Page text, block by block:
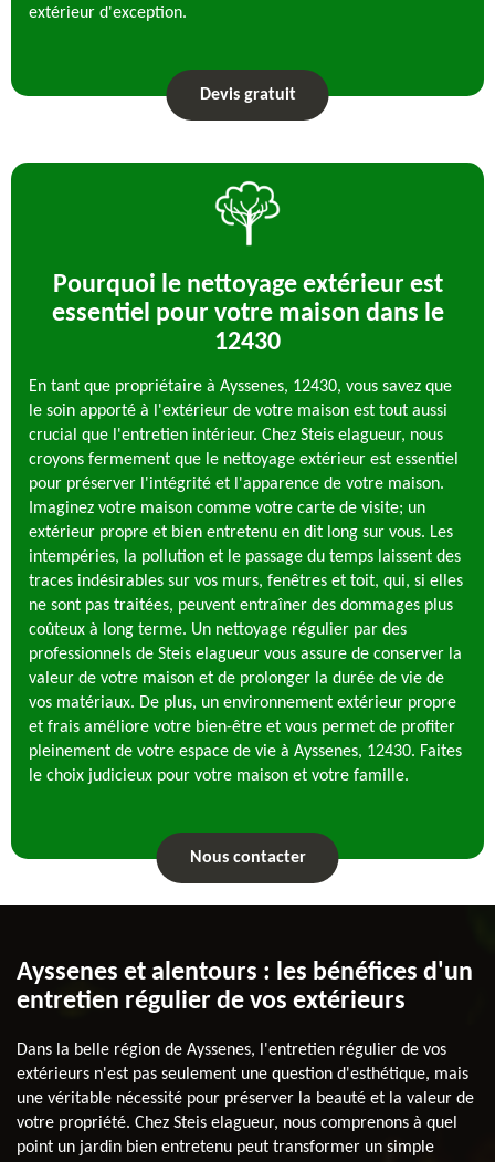
extérieur d'exception.
Devis gratuit
Pourquoi le nettoyage extérieur est
essentiel pour votre maison dans le
12430
En tant que propriétaire à Ayssenes, 12430, vous savez que
le soin apporté à l'extérieur de votre maison est tout aussi
crucial que l'entretien intérieur. Chez Steis elagueur, nous
croyons fermement que le nettoyage extérieur est essentiel
pour préserver l'intégrité et l'apparence de votre maison.
Imaginez votre maison comme votre carte de visite; un
extérieur propre et bien entretenu en dit long sur vous. Les
intempéries, la pollution et le passage du temps laissent des
traces indésirables sur vos murs, fenêtres et toit, qui, si elles
ne sont pas traitées, peuvent entraîner des dommages plus
coûteux à long terme. Un nettoyage régulier par des
professionnels de Steis elagueur vous assure de conserver la
valeur de votre maison et de prolonger la durée de vie de
vos matériaux. De plus, un environnement extérieur propre
et frais améliore votre bien-être et vous permet de profiter
pleinement de votre espace de vie à Ayssenes, 12430. Faites
le choix judicieux pour votre maison et votre famille.
Nous contacter
Ayssenes et alentours : les bénéfices d'un
entretien régulier de vos extérieurs
Dans la belle région de Ayssenes, l'entretien régulier de vos
extérieurs n'est pas seulement une question d'esthétique, mais
une véritable nécessité pour préserver la beauté et la valeur de
votre propriété. Chez Steis elagueur, nous comprenons à quel
point un jardin bien entretenu peut transformer un simple